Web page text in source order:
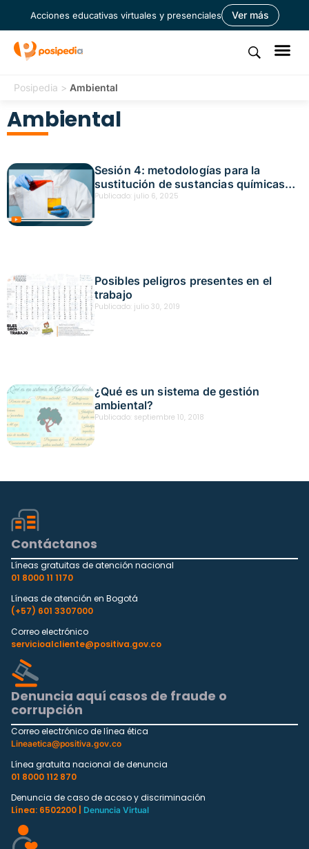
Acciones educativas virtuales y presenciales Ver más
Posipedia > Ambiental
Ambiental
Sesión 4: metodologías para la
sustitución de sustancias químicas
como estrategia para el control del
Publicado: julio 6, 2025
Posibles peligros presentes en el
trabajo
Publicado: julio 30, 2019
¿Qué es un sistema de gestión
ambiental?
Publicado: septiembre 10, 2018
Contáctanos
Líneas gratuitas de atención nacional
01 8000 11 1170
Líneas de atención en Bogotá
(+57) 601 3307000
Correo electrónico
servicioalcliente@positiva.gov.co
Denuncia aquí casos de fraude o
corrupción
Correo electrónico de línea ética
Lineaetica@positiva.gov.co
Línea gratuita nacional de denuncia
01 8000 112 870
Denuncia de caso de acoso y discriminación
Línea: 6502200 |
Denuncia Virtual